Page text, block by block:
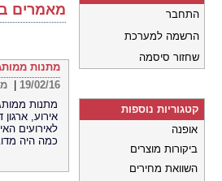
מאמרים
מתנות
19/02/16
מתנות
אירוע,
לאירועים
כמה היה
התחבר
הרשמה למערכת
שחזור סיסמה
קטגוריות נוספות
אופנה
ביקורות מוצרים
השוואת מחירים